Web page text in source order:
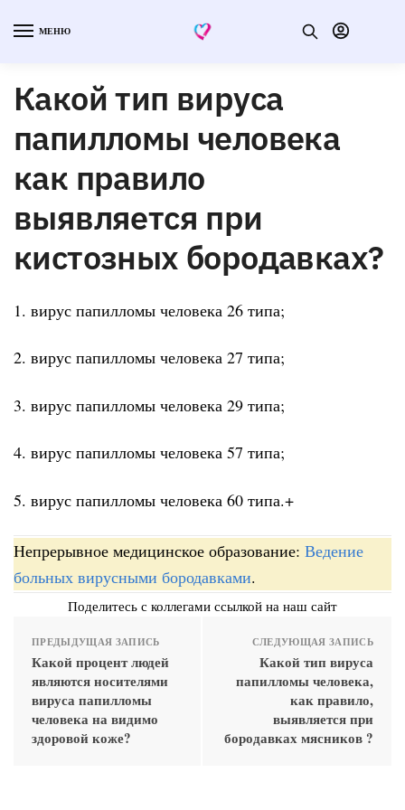
МЕНЮ
Какой тип вируса
папилломы человека
как правило
выявляется при
кистозных бородавках?
1. вирус папилломы человека 26 типа;
2. вирус папилломы человека 27 типа;
3. вирус папилломы человека 29 типа;
4. вирус папилломы человека 57 типа;
5. вирус папилломы человека 60 типа.+
Непрерывное медицинское образование: Ведение
больных вирусными бородавками.
Поделитесь с коллегами ссылкой на наш сайт
ПРЕДЫДУЩАЯ ЗАПИСЬ
Какой процент людей
являются носителями
вируса папилломы
человека на видимо
здоровой коже?
СЛЕДУЮЩАЯ ЗАПИСЬ
Какой тип вируса
папилломы человека,
как правило,
выявляется при
бородавках мясников ?